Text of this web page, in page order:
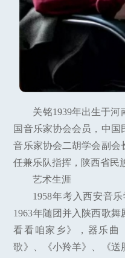
关铭1939年出生于
国音乐家协会会员，中国
音乐家协会二胡学会副会
任兼乐队指挥，陕西省民
艺术生涯
1958年考入西安音
1963年随团并入陕西歌
看看咱家乡》，器乐曲
歌》、《小羚羊》、《送